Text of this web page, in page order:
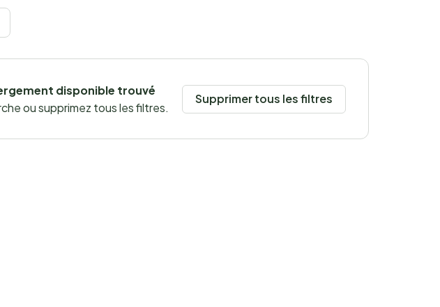
disponible trouvé
ou supprimez tous les filtres.
Supprimer tous les filtres